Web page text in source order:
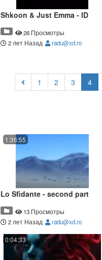
Shkoon & Just Emma - ID
26 Просмотры
2 лет Назад
radu@xd.ro
1 2 3 4
1:36:55
Lo Sfidante - second part
13 Просмотры
2 лет Назад
radu@xd.ro
0:04:33